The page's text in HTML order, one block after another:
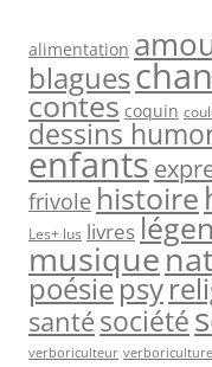
alimentation
blagues
contes coquin
dessins
enfants
frivole histoire
Les+ lus livres
musique
poésiepsy
santésociété
verboriculteur verboriculture